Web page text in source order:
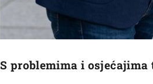
S problemima i osjećajima